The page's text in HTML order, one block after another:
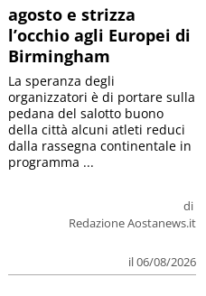
agosto e strizza
l’occhio agli Europei di
Birmingham
di
Redazione Aostanews.it
il 06/08/2026
La speranza degli
organizzatori è di portare sulla
pedana del salotto buono
della città alcuni atleti reduci
dalla rassegna continentale in
programma ...